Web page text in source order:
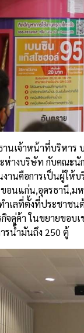
เจ้าหน้าที่บริหาร
ห่างบริษัท กับคณะ
านคือการเป็นผู้ให้
นแก่น,อุดรธานี,ม
เลที่ตั้งที่ประชาช
กิจคู่ค้า ในขยายขอ
รน้ำมันถึง 250 ตู้